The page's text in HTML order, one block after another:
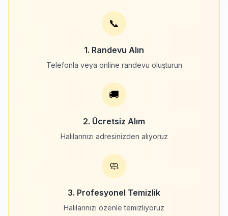
📞
1. Randevu Alın
Telefonla veya online randevu oluşturun
🚚
2. Ücretsiz Alım
Halılarınızı adresinizden alıyoruz
🧼
3. Profesyonel Temizlik
Halılarınızı özenle temizliyoruz